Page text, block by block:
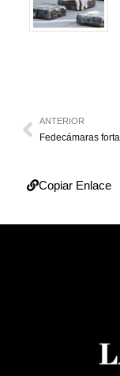
ANTERIOR
Copiar Enlace